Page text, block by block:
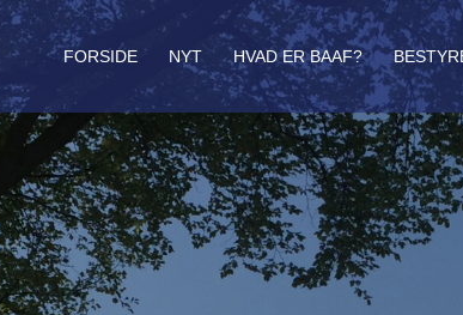
FORSIDE NYT HVAD ER BAAF?